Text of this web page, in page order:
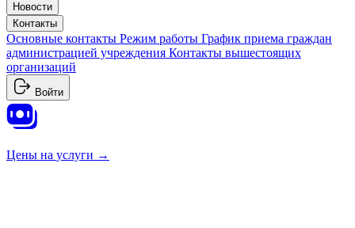
Новости
Контакты
Основные контакты Режим работы График приема граждан
администрацией учреждения Контакты вышестоящих
организаций
Войти
Цены на услуги →